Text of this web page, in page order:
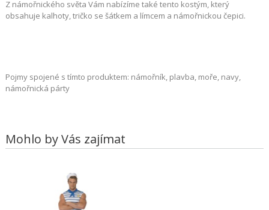
Z námořnického světa Vám nabízíme také tento kostým, který
obsahuje kalhoty, tričko se šátkem a límcem a námořnickou čepici.
Pojmy spojené s tímto produktem: námořník, plavba, moře, navy,
námořnická párty
Mohlo by Vás zajímat